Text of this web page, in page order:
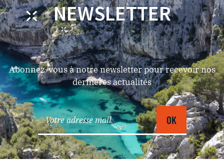
NEWSLETTER
Abonnez-vous à notre newsletter pour recevoir nos
dernières actualités